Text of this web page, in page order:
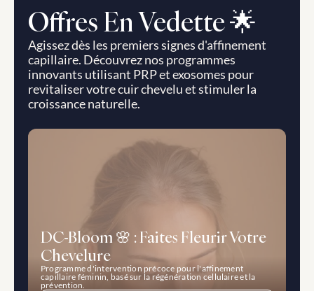
Offres En Vedette 🌟
Agissez dès les premiers signes d'affinement
capillaire. Découvrez nos programmes
innovants utilisant PRP et exosomes pour
revitaliser votre cuir chevelu et stimuler la
croissance naturelle.
Programme d'intervention précoce pour l'affinement
capillaire féminin, basé sur la régénération cellulaire et la
prévention.
DC-Bloom 🌸 : Faites Fleurir Votre
Chevelure